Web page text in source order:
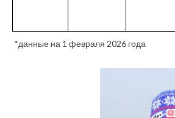
*данные на 1 февраля 2026 года